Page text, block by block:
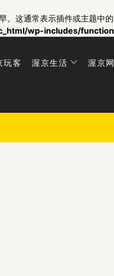
。这通常表示插件或主题中
wp-includes/
玩客 渥京生活 渥京